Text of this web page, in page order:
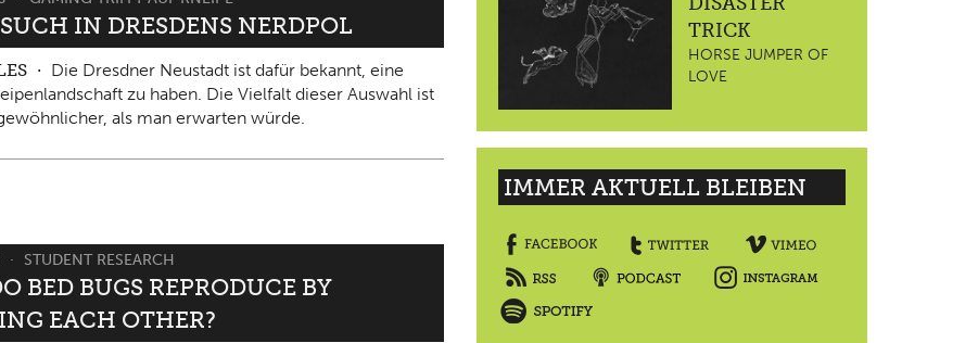
IN DRESDENS NERDPOL
Die Dresdner Neustadt ist dafür bekannt, eine
zu haben. Die Vielfalt dieser Auswahl ist
als man erwarten würde.
STUDENT RESEARCH
BED BUGS REPRODUCE BY
EACH OTHER?
TRICK
HORSE JUMPER OF
LOVE
IMMER AKTUELL BLEIBEN